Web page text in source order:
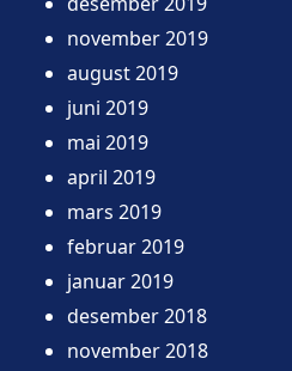
november 2019
august 2019
juni 2019
mai 2019
april 2019
mars 2019
februar 2019
januar 2019
desember 2018
november 2018